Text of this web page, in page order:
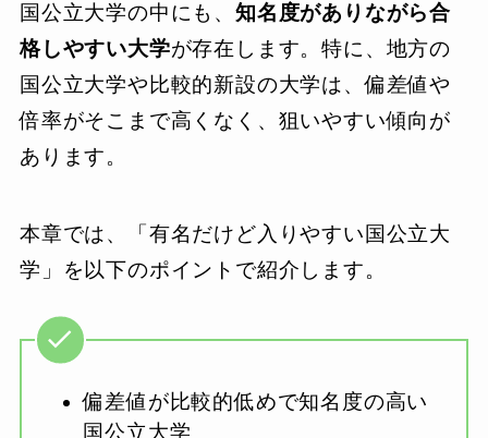
国公立大学の中にも、 知名度がありながら合
格しやすい大学が存在します。特に、地方の
国公立大学や比較的新設の大学は、偏差値や
倍率がそこまで高くなく、狙いやすい傾向が
あります。
本章では、「有名だけど入りやすい国公立大
学」を以下のポイントで紹介します。
偏差値が比較的低めで知名度の高い
国公立大学